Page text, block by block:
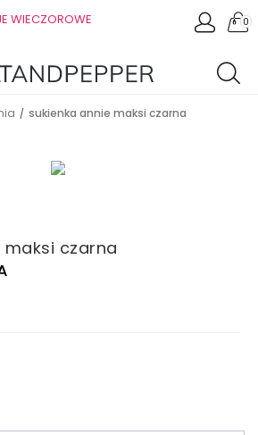
WIECZOROWE 0
/ sukienka annie maksi czarna
maksi czarna